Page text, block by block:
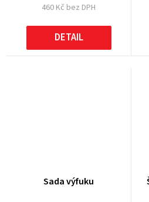
460 Kč bez DPH
DETAIL
Sada výfuku